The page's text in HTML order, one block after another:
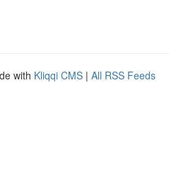
with Kliqqi CMS | All RSS Feeds